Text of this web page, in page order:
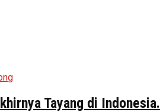
Tayang di Indonesia.